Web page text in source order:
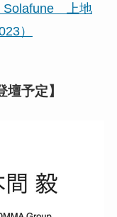
Solafune 上地
）
予定】